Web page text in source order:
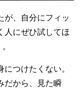
が、自分にフィッ
人にぜひ試してほ
につけたくない。
だから、見た瞬